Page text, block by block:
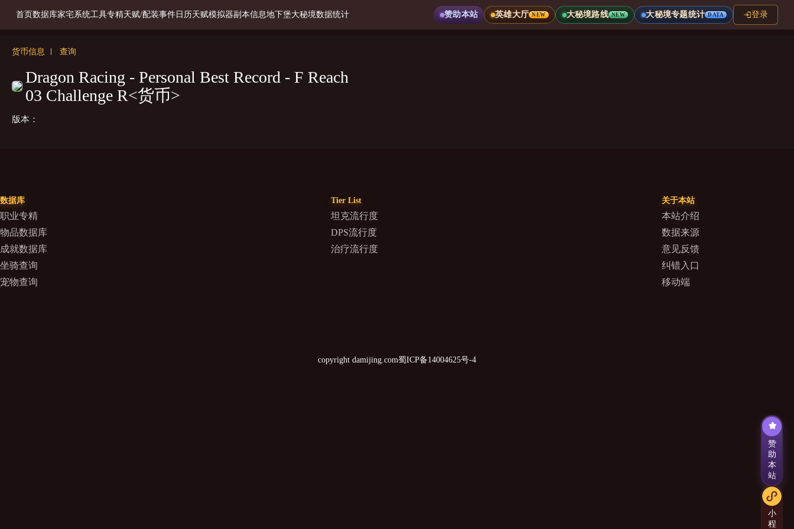
首页数据库家宅系统工具专精天赋/配装事件日历天赋模拟器副本信息地下堡大秘境数据统计 赞助本站 英雄大厅 NEW 大秘境路线 NEW 大秘境专题统计 DATA 登录
货币信息 查询
Dragon Racing - Personal Best Record - F Reach
03 Challenge R<货币>
版本：
数据库
职业专精
物品数据库
成就数据库
坐骑查询
宠物查询
Tier List
坦克流行度
DPS流行度
治疗流行度
关于本站
本站介绍
数据来源
意见反馈
纠错入口
移动端
copyright damijing.com蜀ICP备14004625号-4
赞
助
本
站
小
程